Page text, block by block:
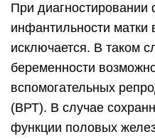
При диагностировании
инфантильности матки
исключается. В таком
беременности
вспомогательных
(ВРТ). В случае
функции половых